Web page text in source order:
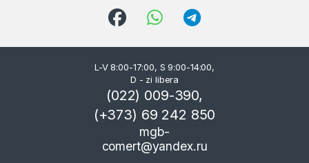
L-V 8:00-17:00, S 9:00-14:00,
D - zi libera
(022) 009-390,
(+373) 69 242 850
mgb-
comert@yandex.ru